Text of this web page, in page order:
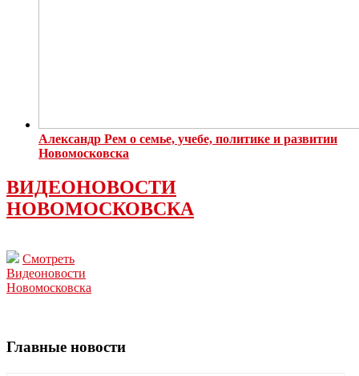
Александр Рем о семье, учебе, политике и развитии
Новомосковска
ВИДЕОНОВОСТИ
НОВОМОСКОВСКА
Смотреть
Видеоновости
Новомосковска
Главные новости